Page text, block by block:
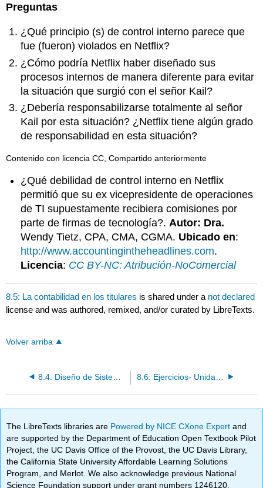
Preguntas
¿Qué principio (s) de control interno parece que
fue (fueron) violados en Netflix?
¿Cómo podría Netflix haber diseñado sus
procesos internos de manera diferente para evitar
la situación que surgió con el señor Kail?
¿Debería responsabilizarse totalmente al señor
Kail por esta situación? ¿Netflix tiene algún grado
de responsabilidad en esta situación?
Contenido con licencia CC, Compartido anteriormente
¿Qué debilidad de control interno en Netflix
permitió que su ex vicepresidente de operaciones
de TI supuestamente recibiera comisiones por
parte de firmas de tecnología?.Autor: Dra.
Wendy Tietz, CPA, CMA, CGMA. Ubicado en:
http://www.accountingintheheadlines.com.
Licencia: CC BY-NC: Atribución-NoComercial
8.5: La contabilidad en los titulares is shared under a not declared
license and was authored, remixed, and/or curated by LibreTexts.
Volver arriba
8.4: Diseño de Sistemas de Control Interno y Contabilidad
The LibreTexts libraries are Powered by NICE CXone Expertand
are supported by the Department of Education Open Textbook Pilot
Project, the UC Davis Office of the Provost, the UC Davis Library,
the California State University Affordable Learning Solutions
Program, and Merlot. We also acknowledge previous National
Science Foundation support under grant numbers 1246120,